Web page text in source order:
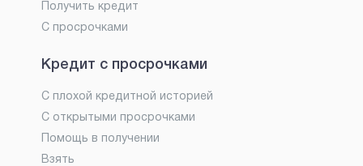
Получить кредит
С просрочками
Кредит с просрочками
С плохой кредитной историей
С открытыми просрочками
Помощь в получении
Взять